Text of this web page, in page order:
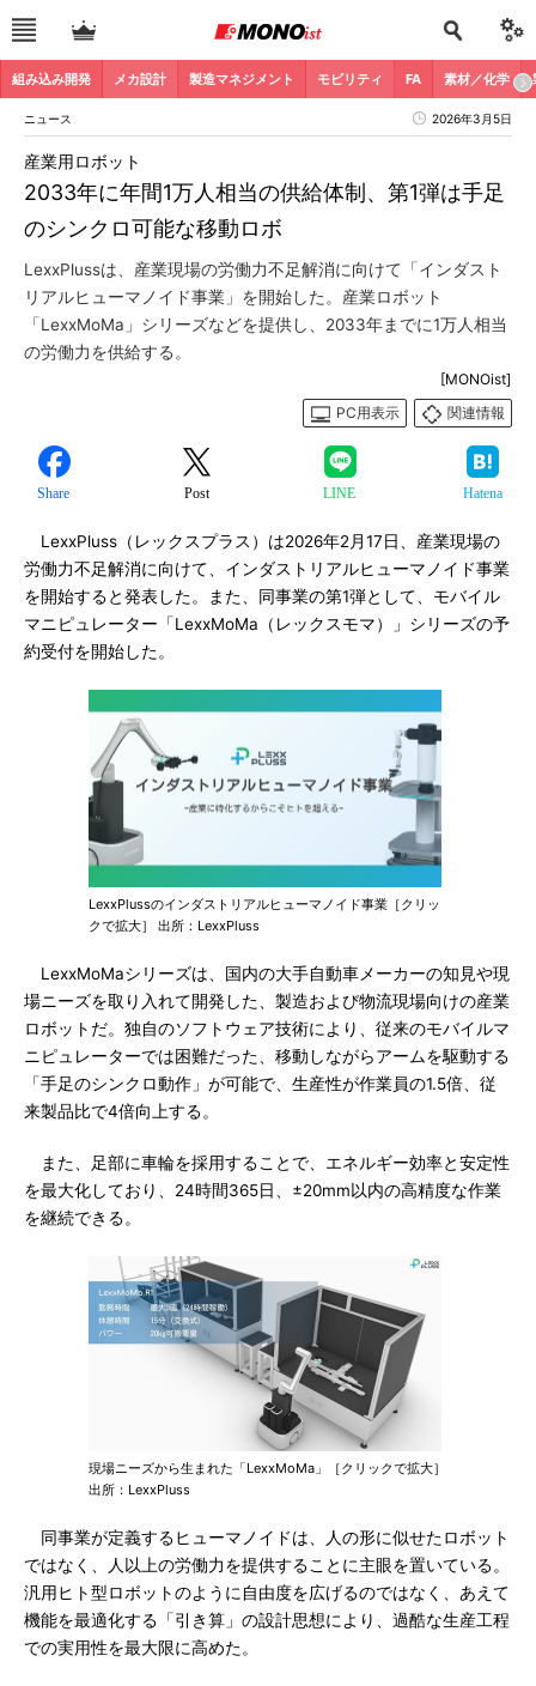
組み込み開発 メカ設計 製造マネジメント モビリティ FA 素材／化学
ニュース 2026年3月5日
2033年に年間1万人相当の供給体制、第1弾は手足
のシンクロ可能な移動ロボ
産業用ロボット
LexxPlussは、産業現場の労働力不足解消に向けて「インダスト
リアルヒューマノイド事業」を開始した。産業ロボット
「LexxMoMa」シリーズなどを提供し、2033年までに1万人相当
の労働力を供給する。
[MONOist]
PC用表示
関連情報
Share Post LINE Hatena
LexxPluss（レックスプラス）は2026年2月17日、産業現場の
労働力不足解消に向けて、インダストリアルヒューマノイド事業
を開始すると発表した。また、同事業の第1弾として、モバイル
マニピュレーター「LexxMoMa（レックスモマ）」シリーズの予
約受付を開始した。
LexxPlussのインダストリアルヒューマノイド事業［クリッ
クで拡大］ 出所：LexxPluss
LexxMoMaシリーズは、国内の大手自動車メーカーの知見や現
場ニーズを取り入れて開発した、製造および物流現場向けの産業
ロボットだ。独自のソフトウェア技術により、従来のモバイルマ
ニピュレーターでは困難だった、移動しながらアームを駆動する
「手足のシンクロ動作」が可能で、生産性が作業員の1.5倍、従
来製品比で4倍向上する。
また、足部に車輪を採用することで、エネルギー効率と安定性
を最大化しており、24時間365日、±20mm以内の高精度な作業
を継続できる。
現場ニーズから生まれた「LexxMoMa」［クリックで拡大］
出所：LexxPluss
同事業が定義するヒューマノイドは、人の形に似せたロボット
ではなく、人以上の労働力を提供することに主眼を置いている。
汎用ヒト型ロボットのように自由度を広げるのではなく、あえて
機能を最適化する「引き算」の設計思想により、過酷な生産工程
での実用性を最大限に高めた。